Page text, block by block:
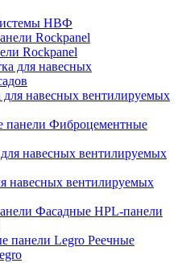
НВФ
Rockpanel
навесных вентилируемых
Фиброцементные
навесных вентилируемых
Фасадные HPL-панели
Реечные